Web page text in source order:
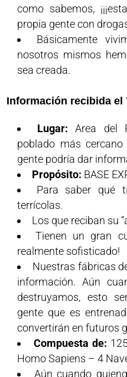
como sabemos,
propia gente con
Básicamente
nosotros mismos
sea creada.
Información recibida el
Lugar: Area del
poblado más
gente podría dar
Propósito: BASE
Para saber qué
terrícolas.
Los que reciban su
Tienen un gran
realmente sofisticado!
Nuestras fábricas
información. Aún
destruyamos, esto
gente que es
convertirán en futuros
Compuesta de:
Homo Sapiens – 4
Aún cuando